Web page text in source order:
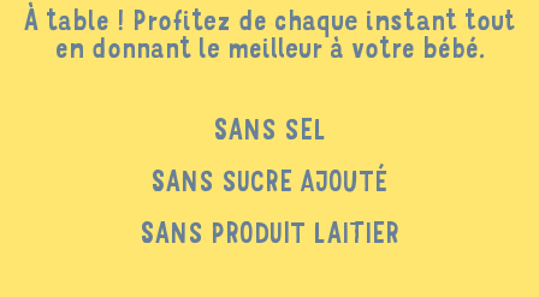
À table ! Profitez de chaque instant tout
en donnant le meilleur à votre bébé.
SANS SEL
SANS SUCRE AJOUTÉ
SANS PRODUIT LAITIER